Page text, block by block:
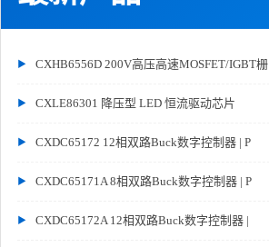
CXHB6556D 200V高压高速MOSFET/IGBT栅
CXLE86301 降压型 LED 恒流驱动芯片
CXDC65172 12相双路Buck数字控制器 | P
CXDC65171A 8相双路Buck数字控制器 | P
CXDC65172A 12相双路Buck数字控制器 |